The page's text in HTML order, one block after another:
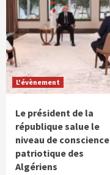
L'évènement
Le président de la
république salue le
niveau de conscience
patriotique des
Algériens